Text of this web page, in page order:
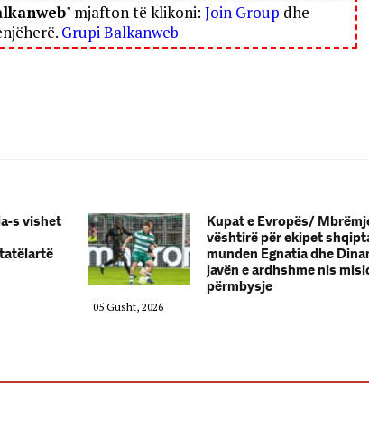
" mjafton të klikoni: Join Group dhe
Grupi Balkanweb
s vishet
Kupat e Evropës/
vështirë për ekipet
munden Egnatia dhe
javën e ardhshme nis
përmbysje
05 Gusht, 2026